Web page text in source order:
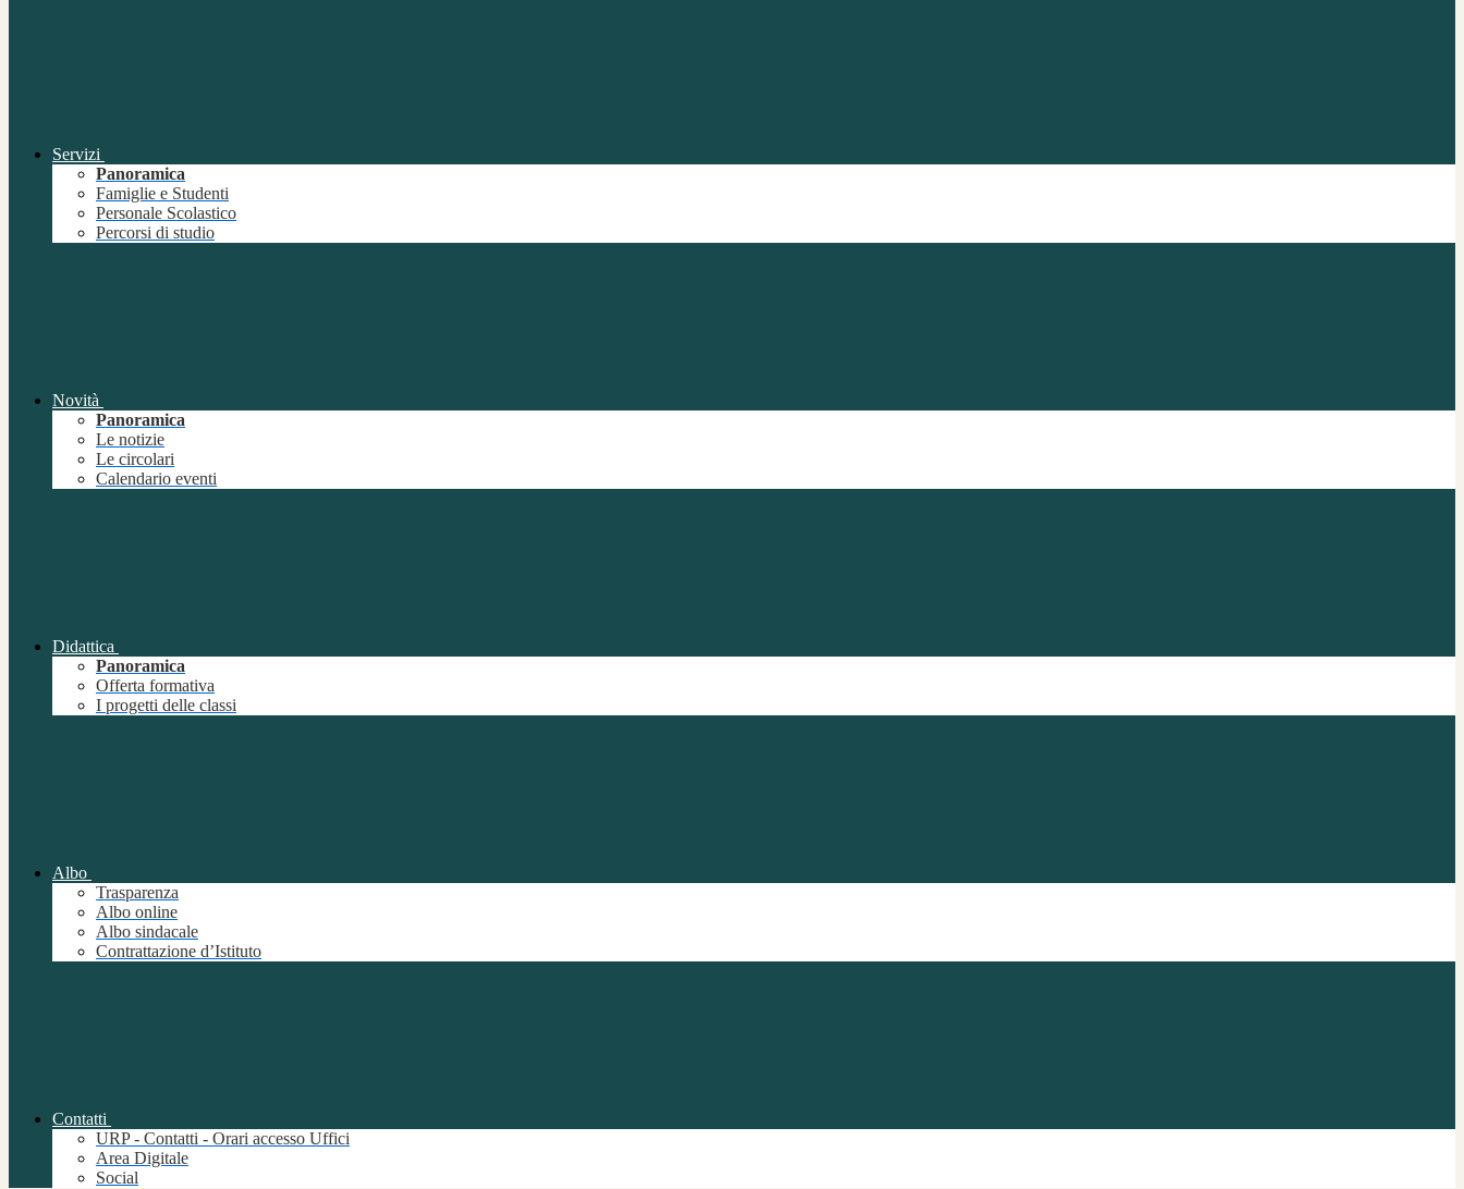
Servizi
Panoramica
Famiglie e Studenti
Personale Scolastico
Percorsi di studio
Novità
Panoramica
Le notizie
Le circolari
Calendario eventi
Didattica
Panoramica
Offerta formativa
I progetti delle classi
Albo
Trasparenza
Albo online
Albo sindacale
Contrattazione d’Istituto
Contatti
URP - Contatti - Orari accesso Uffici
Area Digitale
Social